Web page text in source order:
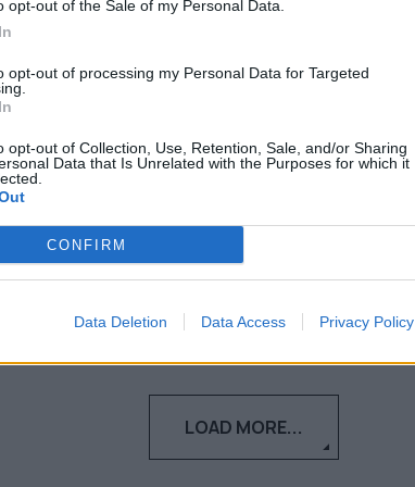
opt-out of the Sale of my Personal Data.
opt-out of processing my Personal Data for Targeted
opt-out of Collection, Use, Retention, Sale, and/or Sharing
Data that Is Unrelated with the Purposes for which it
CONFIRM
Data Deletion Data Access Privacy Policy
Προτείνεται ο καθημερινός
κρούσμα
Ο καθημερινός έλεγχος για άτομα που
ήρθαν σε επαφή με θετικό ασθενή και η
Ναταλία Πετρίτη
21.09.2021
LOAD MORE...